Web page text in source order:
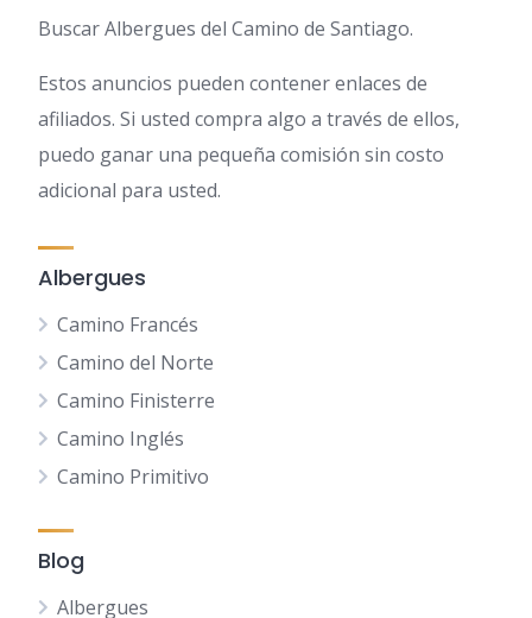
Buscar Albergues del Camino de Santiago.
Estos anuncios pueden contener enlaces de
afiliados. Si usted compra algo a través de ellos,
puedo ganar una pequeña comisión sin costo
adicional para usted.
Albergues
Camino Francés
Camino del Norte
Camino Finisterre
Camino Inglés
Camino Primitivo
Blog
Albergues